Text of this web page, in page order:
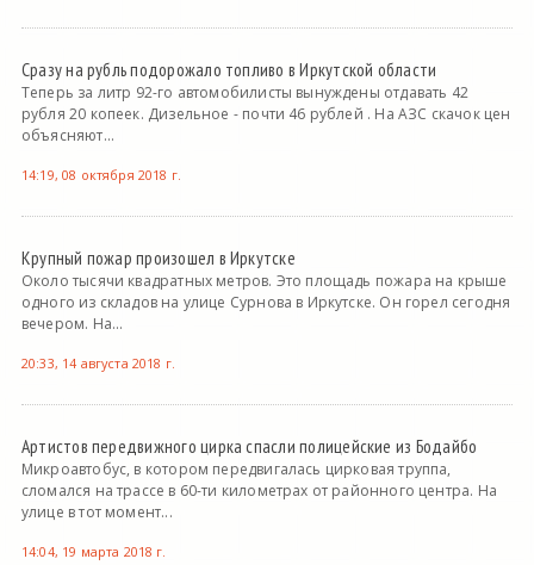
Сразу на рубль подорожало топливо в Иркутской области
Теперь за литр 92-го автомобилисты вынуждены отдавать 42
рубля 20 копеек. Дизельное - почти 46 рублей . На АЗС скачок цен
объясняют...
14:19, 08 октября 2018 г.
Крупный пожар произошел в Иркутске
Около тысячи квадратных метров. Это площадь пожара на крыше
одного из складов на улице Сурнова в Иркутске. Он горел сегодня
вечером. На...
20:33, 14 августа 2018 г.
Артистов передвижного цирка спасли полицейские из Бодайбо
Микроавтобус, в котором передвигалась цирковая труппа,
сломался на трассе в 60-ти километрах от районного центра. На
улице в тот момент...
14:04, 19 марта 2018 г.